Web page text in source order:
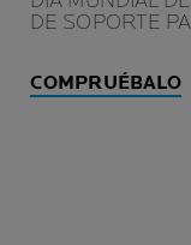
DE SOPORTE
COMPRUÉBALO